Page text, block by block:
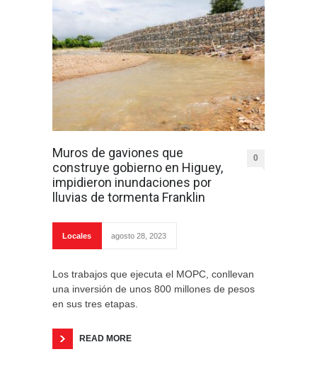
Muros de gaviones que
construye gobierno en Higuey,
impidieron inundaciones por
lluvias de tormenta Franklin
0
Locales agosto 28, 2023
Los trabajos que ejecuta el MOPC, conllevan
una inversión de unos 800 millones de pesos
en sus tres etapas.
READ MORE